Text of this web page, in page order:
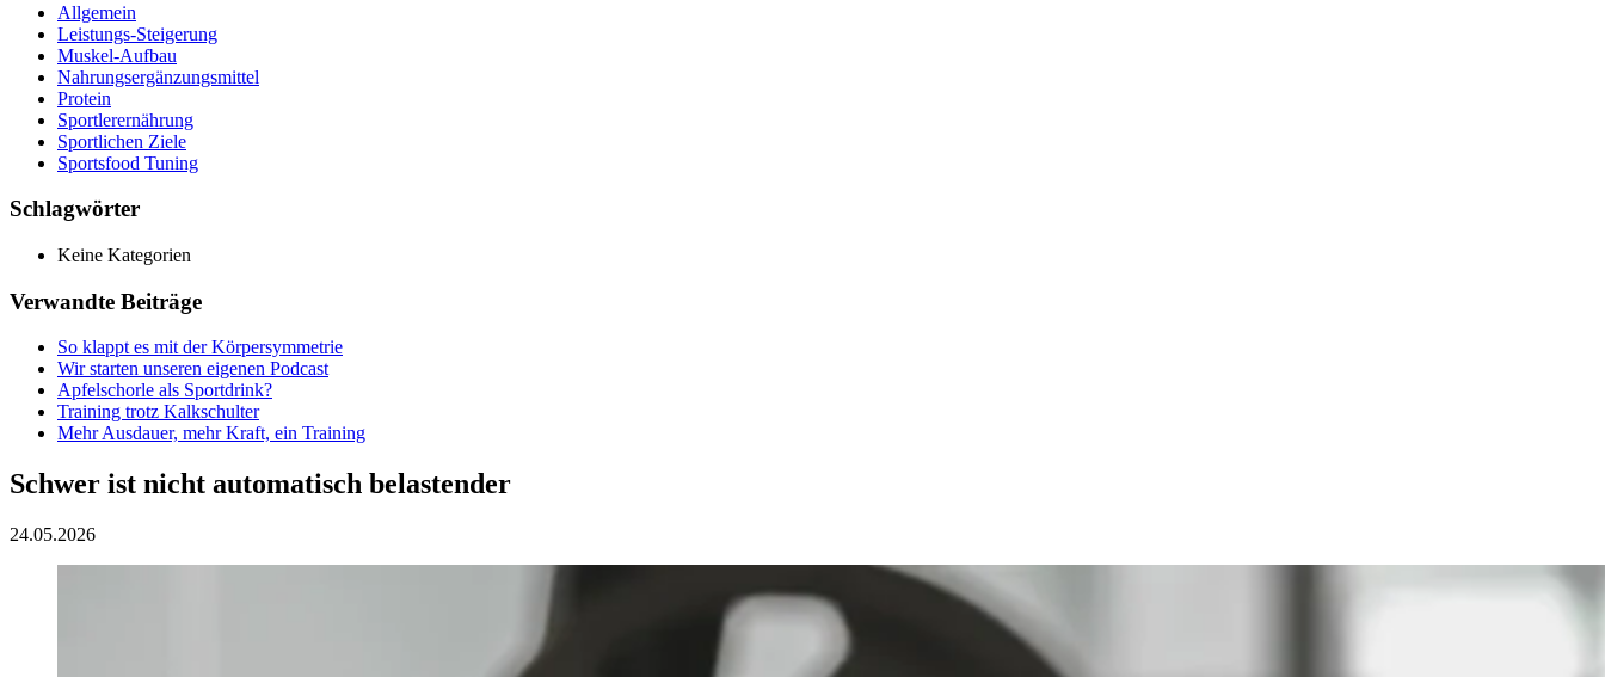
Allgemein
Leistungs-Steigerung
Muskel-Aufbau
Nahrungsergänzungsmittel
Protein
Sportlerernährung
Sportlichen Ziele
Sportsfood Tuning
Schlagwörter
Keine Kategorien
Verwandte Beiträge
So klappt es mit der Körpersymmetrie
Wir starten unseren eigenen Podcast
Apfelschorle als Sportdrink?
Training trotz Kalkschulter
Mehr Ausdauer, mehr Kraft, ein Training
Schwer ist nicht automatisch belastender
24.05.2026